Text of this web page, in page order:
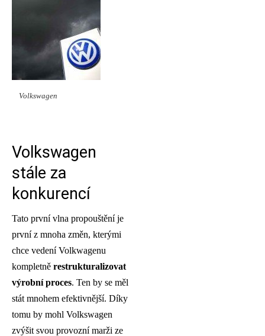
Volkswagen
Volkswagen
stále za
konkurencí
Tato první vlna propouštění je
první z mnoha změn, kterými
chce vedení Volkwagenu
kompletně restrukturalizovat
výrobní proces. Ten by se měl
stát mnohem efektivnější. Díky
tomu by mohl Volkswagen
zvýšit svou provozní marži ze